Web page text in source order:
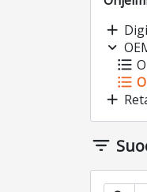
add
expand_more
format_list_bulleted
format_list_bulleted
add
filter_list